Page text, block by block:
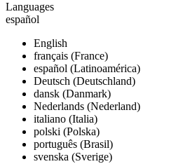
Languages
español
English
français (France)
español (Latinoamérica)
Deutsch (Deutschland)
dansk (Danmark)
Nederlands (Nederland)
italiano (Italia)
polski (Polska)
português (Brasil)
svenska (Sverige)